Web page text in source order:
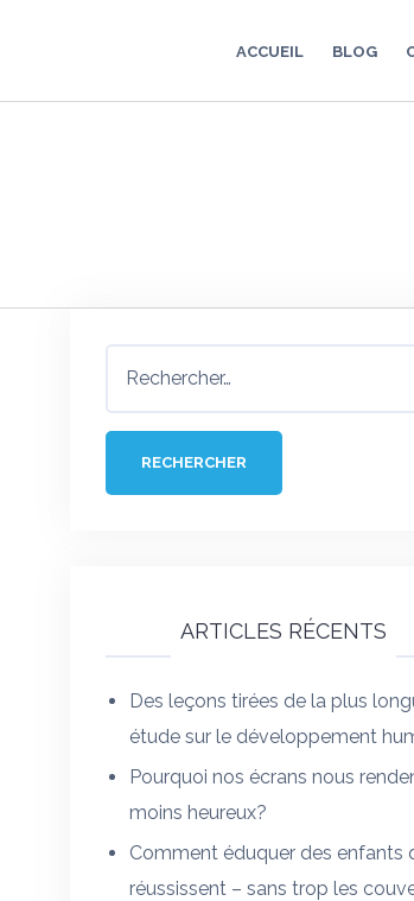
ACCUEIL BLOG
ARTICLES RÉCENTS
Des leçons tirées de la plus
étude sur le développement
Pourquoi nos écrans nous
moins heureux?
Comment éduquer des enfants
réussissent – sans trop les